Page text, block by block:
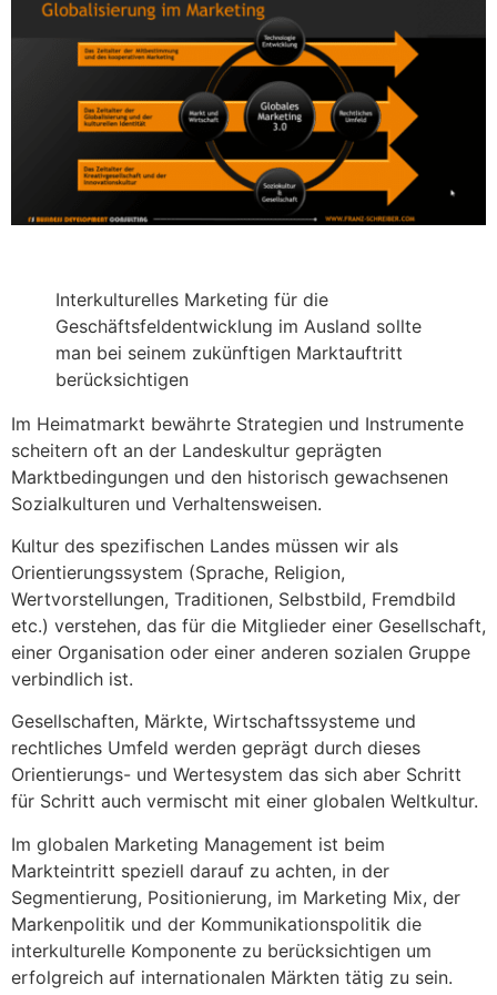
Interkulturelles Marketing für die
Geschäftsfeldentwicklung im Ausland sollte
man bei seinem zukünftigen Marktauftritt
berücksichtigen
Im Heimatmarkt bewährte Strategien und Instrumente
scheitern oft an der Landeskultur geprägten
Marktbedingungen und den historisch gewachsenen
Sozialkulturen und Verhaltensweisen.
Kultur des spezifischen Landes müssen wir als
Orientierungssystem (Sprache, Religion,
Wertvorstellungen, Traditionen, Selbstbild, Fremdbild
etc.) verstehen, das für die Mitglieder einer Gesellschaft,
einer Organisation oder einer anderen sozialen Gruppe
verbindlich ist.
Gesellschaften, Märkte, Wirtschaftssysteme und
rechtliches Umfeld werden geprägt durch dieses
Orientierungs- und Wertesystem das sich aber Schritt
für Schritt auch vermischt mit einer globalen Weltkultur.
Im globalen Marketing Management ist beim
Markteintritt speziell darauf zu achten, in der
Segmentierung, Positionierung, im Marketing Mix, der
Markenpolitik und der Kommunikationspolitik die
interkulturelle Komponente zu berücksichtigen um
erfolgreich auf internationalen Märkten tätig zu sein.